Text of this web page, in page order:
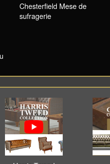
Chesterfield Mese de
sufragerie